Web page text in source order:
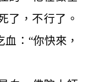
了，不行了。
：“你快來，